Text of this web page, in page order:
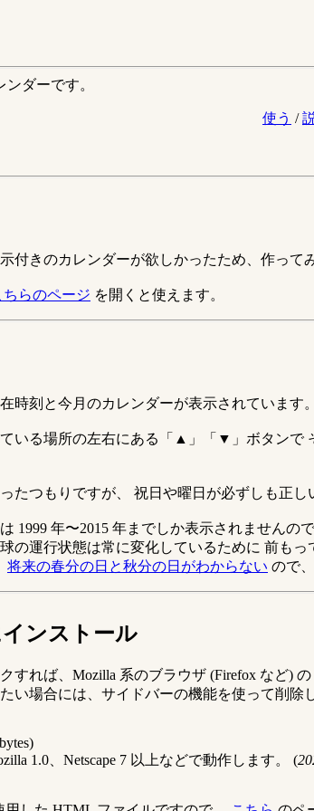
ダーです。
使う /
付きのカレンダーが欲しかったため、作って
ちらのページ を開くと使えます。
時刻と今月のカレンダーが表示されています。
いる場所の左右にある「▲」「▼」ボタンで
たつもりですが、 祝日や曜日が必ずしも正
1999 年〜2015 年までしか表示されません
の運行状態は常に変化しているために 前も
将来の春分の日と秋分の日がわからない ので
ンストール
すれば、Mozilla 系のブラウザ (Firefox など)
い場合には、サイドバーの機能を使って削除
1.0、Netscape 7 以上などで動作します。 (